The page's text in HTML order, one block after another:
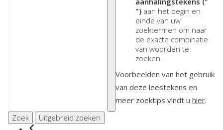
") aan het begin en
einde van uw
zoektermen om naar
de exacte combinatie
van woorden te
zoeken.
Voorbeelden van het gebruik
van deze leestekens en
meer zoektips vindt u hier.
Zoek
Uitgebreid zoeken